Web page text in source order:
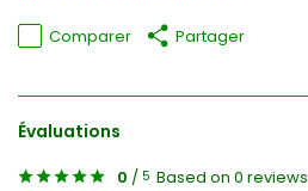
Comparer Partager
Évaluations
0 / 5 Based on 0 reviews